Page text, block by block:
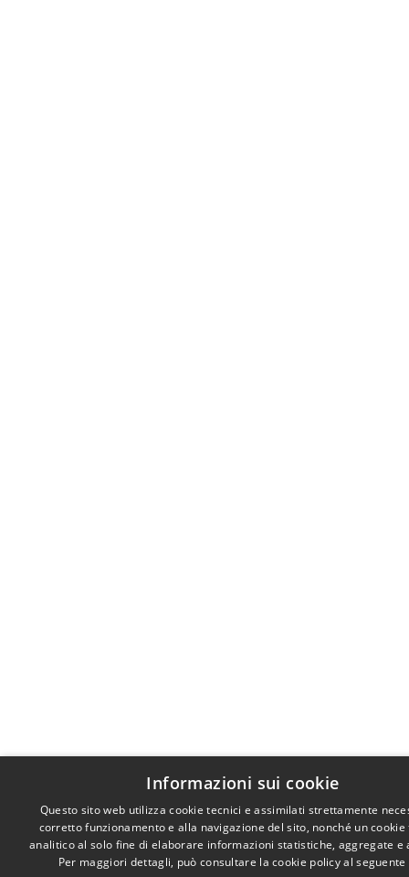
Informazioni sui cookie
Questo sito web utilizza cookie tecnici e assimilati strettamente
corretto funzionamento e alla navigazione del sito, nonché un cookie
analitico al solo fine di elaborare informazioni statistiche, aggregate e
Per maggiori dettagli, può consultare la cookie policy al seguente